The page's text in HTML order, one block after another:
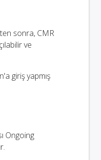
sonra, CMR
ve
giriş yapmış
Ongoing